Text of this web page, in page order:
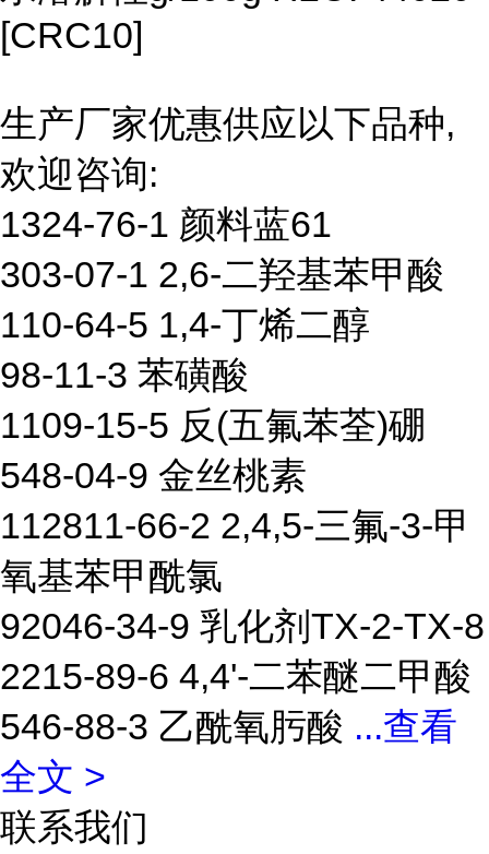
[CRC10]
生产厂家优惠供应以下品种,
欢迎咨询:
1324-76-1 颜料蓝61
303-07-1 2,6-二羟基苯甲酸
110-64-5 1,4-丁烯二醇
98-11-3 苯磺酸
1109-15-5 反(五氟苯荃)硼
548-04-9 金丝桃素
112811-66-2 2,4,5-三氟-3-甲
氧基苯甲酰氯
92046-34-9 乳化剂TX-2-TX-8
2215-89-6 4,4'-二苯醚二甲酸
546-88-3 乙酰氧肟酸 ...查看
全文 >
联系我们